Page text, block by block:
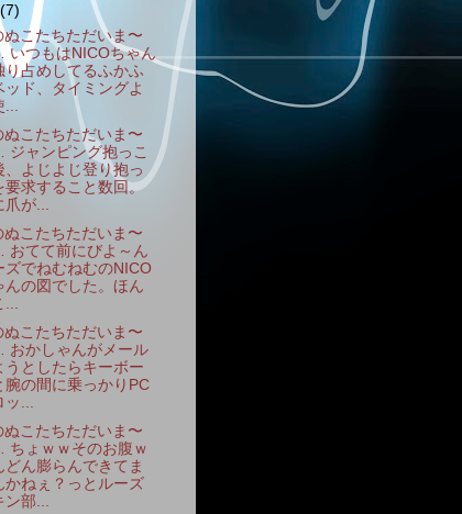
(7)
ぬこたちただいま〜
いつもはNICOちゃん
り占めしてるふかふ
ッド、タイミングよ
ぬこたちただいま〜
ジャンピング抱っこ
、よじよじ登り抱っ
要求すること数回。
爪が...
ぬこたちただいま〜
おてて前にびよ～ん
ズでねむねむのNICO
んの図でした。ほん
ぬこたちただいま〜
おかしゃんがメール
うとしたらキーボー
腕の間に乗っかりPC
ッ...
ぬこたちただいま〜
ちょｗｗそのお腹ｗ
どん膨らんできてま
かねぇ？っとルーズ
ン部...